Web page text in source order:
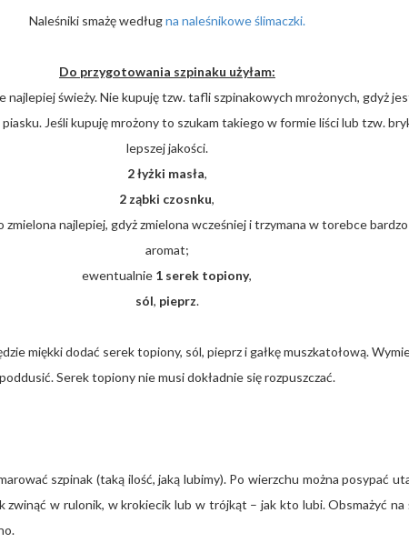
Naleśniki smażę wedługna naleśnikowe ślimaczki.
Do przygotowania szpinaku użyłam:
najlepiej świeży. Nie kupuję tzw. tafli szpinakowych mrożonych, gdyż
piasku. Jeśli kupuję mrożony to szukam takiego w formie liści lub tzw.
lepszej jakości.
2 łyżki masła,
2 ząbki czosnku,
zmielona najlepiej, gdyż zmielona wcześniej i trzymana w torebce
aromat;
ewentualnie 1 serek topiony,
sól, pieprz.
miękki dodać serek topiony, sól, pieprz i gałkę muszkatołową.
poddusić. Serek topiony nie musi dokładnie się rozpuszczać.
szpinak (taką ilość, jaką lubimy). Po wierzchu można posypać
zwinąć w rulonik, w krokiecik lub w trójkąt – jak kto lubi. Obsmażyć na